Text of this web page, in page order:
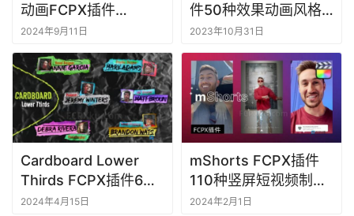
动画FCPX插件
Colorful Titles Pack
2024年9月11日
件50种效果动画风格
特效叠加图层增强视频
画面
2023年10月31日
Cardboard Lower
Thirds FCPX插件6组
纸板创意设计文字标题
2024年4月15日
mShorts FCPX插件
110种竖屏短视频制作
头像点赞滑动标题图形
2024年2月1日